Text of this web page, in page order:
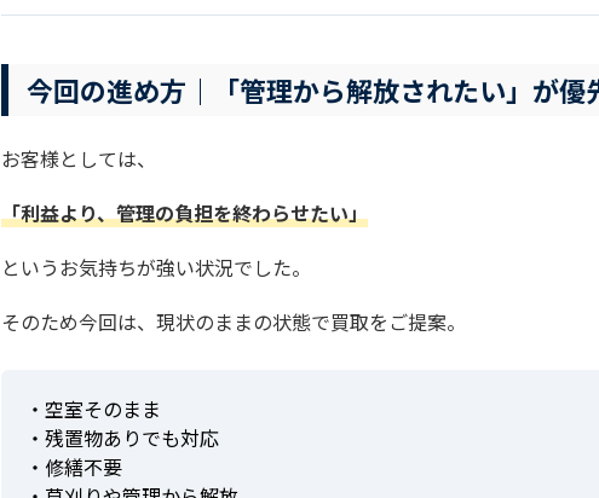
今回の進め方｜「管理から解放されたい」が優
お客様としては、
「利益より、管理の負担を終わらせたい」
というお気持ちが強い状況でした。
そのため今回は、現状のままの状態で買取をご提案。
・空室そのまま
・残置物ありでも対応
・修繕不要